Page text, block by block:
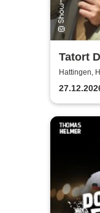
Tatort
lässt
Hattingen,